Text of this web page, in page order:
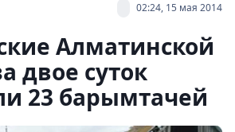
02:24, 15 мая 2014
Алматинской
двое суток
23 барымтачей